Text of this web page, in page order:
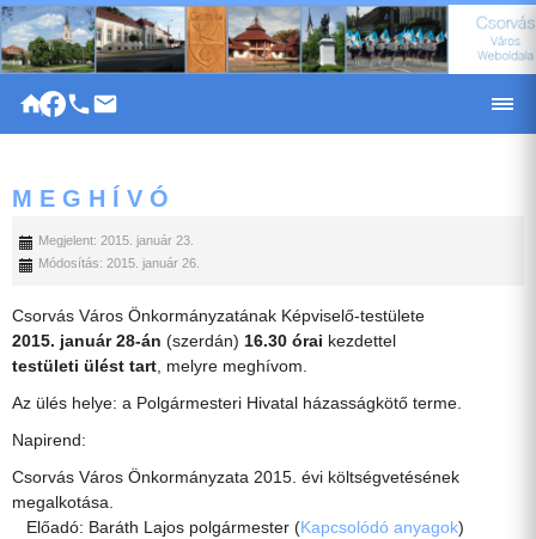
|
M E G H Í V Ó
Megjelent: 2015. január 23.
Módosítás: 2015. január 26.
Csorvás Város Önkormányzatának Képviselő-testülete
2015. január 28-án (szerdán) 16.30 órai kezdettel
testületi ülést tart, melyre meghívom.
Az ülés helye: a Polgármesteri Hivatal házasságkötő terme.
Napirend:
Csorvás Város Önkormányzata 2015. évi költségvetésének
megalkotása.
Előadó: Baráth Lajos polgármester (Kapcsolódó anyagok)